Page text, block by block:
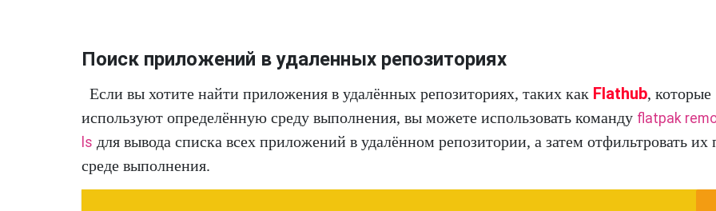
Поиск приложений в удаленных репозиториях
Если вы хотите найти приложения в удалённых репозиториях, таких как Flathub, которые
используют определённую среду выполнения, вы можете использовать команду flatpak
ls для вывода списка всех приложений в удалённом репозитории, а затем отфильтровать их
среде выполнения.